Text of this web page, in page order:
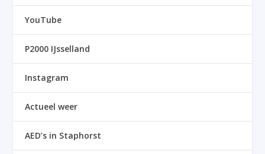
YouTube
P2000 IJsselland
Instagram
Actueel weer
AED’s in Staphorst